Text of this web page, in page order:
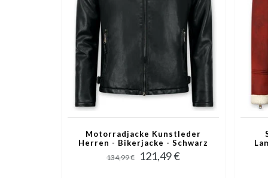
Motorradjacke Kunstleder
Herren - Bikerjacke - Schwarz
134,99 € 121,49 €